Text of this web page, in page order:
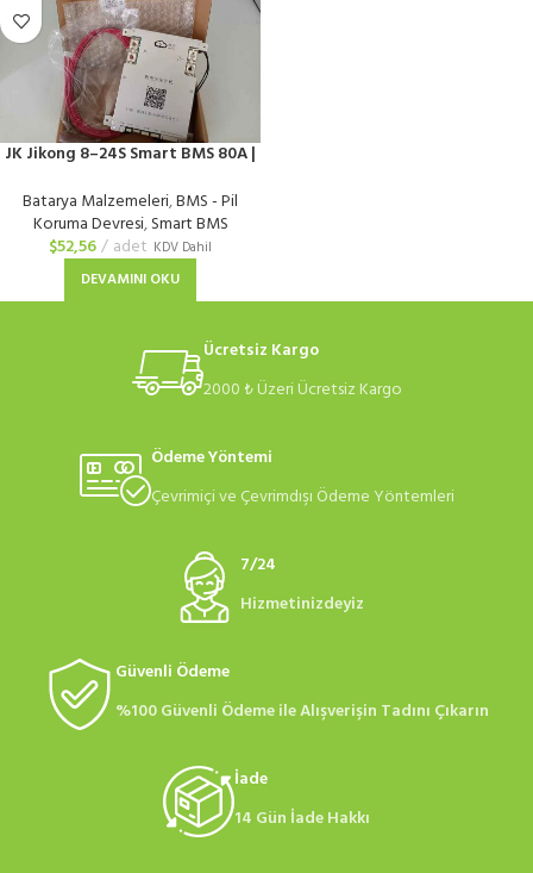
JK Jikong 8–24S Smart BMS 80A |
Batarya Malzemeleri,BMS - Pil
Koruma Devresi,Smart BMS
$52,56 adet KDV Dahil
DEVAMINI OKU
Ücretsiz Kargo
2000 ₺ Üzeri Ücretsiz Kargo
Ödeme Yöntemi
Çevrimiçi ve Çevrimdışı Ödeme Yöntemleri
7/24
Hizmetinizdeyiz
Güvenli Ödeme
%100 Güvenli Ödeme ile Alışverişin Tadını Çıkarın
İade
14 Gün İade Hakkı